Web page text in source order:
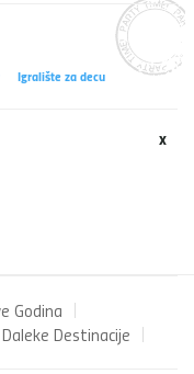
Igralište za decu
x
Godina
Daleke Destinacije